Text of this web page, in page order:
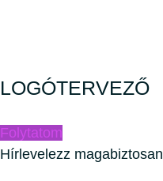
LOGÓTERVEZŐ
Folytatom
Hírlevelezz magabiztosan